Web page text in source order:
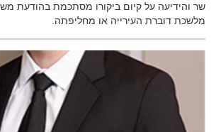
שר והידיעה על קיום ביקורו מסתכמת בהודעת
מלשכת דוברת העירייה או מחליפתה.